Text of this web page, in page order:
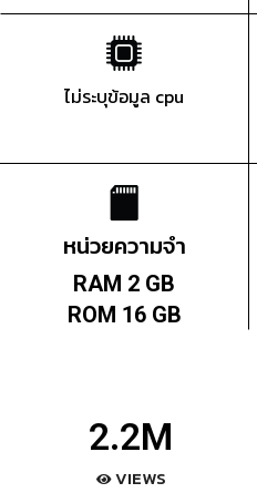
ไม่ระบุข้อมูล cpu
หน่วยความจำ
RAM 2 GB
ROM 16 GB
2.2M
VIEWS